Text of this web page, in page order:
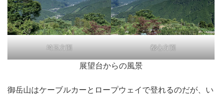
埼玉方面 都心方面
展望台からの風景
御岳山はケーブルカーとロープウェイで登れるのだが、い